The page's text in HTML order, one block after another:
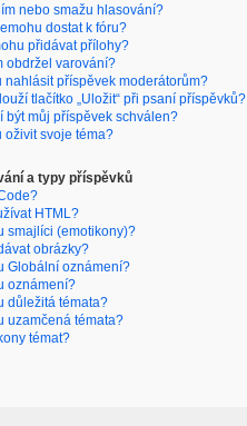
nebo smažu hlasování?
dostat k fóru?
přidávat přílohy?
obdržel varování?
nahlásit příspěvek moderátorům?
tlačítko „Uložit“ při psaní příspěvků?
být můj příspěvek schválen?
oživit svoje téma?
a typy příspěvků
HTML?
smajlíci (emotikony)?
obrázky?
Globální oznámení?
oznámení?
důležitá témata?
uzamčená témata?
témat?